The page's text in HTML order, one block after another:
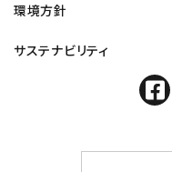
環境方針
サステナビリティ